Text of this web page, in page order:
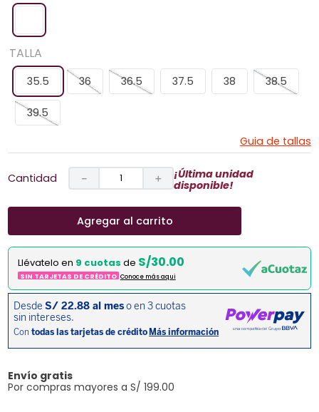
TALLA
35.5 36 36.5 37.5 38 38.5
39.5
Guia de tallas
Cantidad ＋
－
¡Última unidad
disponible!
Agregar al carrito
Llévatelo en 9 cuotas de S/30.00
SIN TARJETAS DE CRÉDITO Conoce más aqui
Envío gratis
Por compras mayores a S/ 199.00